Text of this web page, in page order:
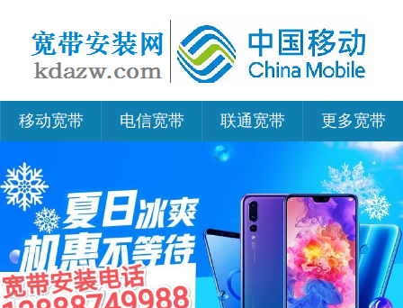
移动宽带 电信宽带 联通宽带 更多宽带